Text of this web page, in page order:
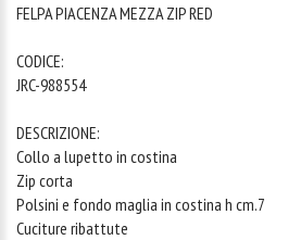
FELPA PIACENZA MEZZA ZIP RED
CODICE:
JRC-988554
DESCRIZIONE:
Collo a lupetto in costina
Zip corta
Polsini e fondo maglia in costina h cm.7
Cuciture ribattute